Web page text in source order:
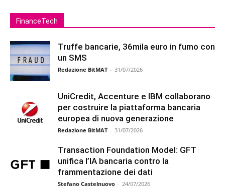
FinanceTech
Truffe bancarie, 36mila euro in fumo con
un SMS
Redazione BitMAT - 31/07/2026
UniCredit, Accenture e IBM collaborano
per costruire la piattaforma bancaria
europea di nuova generazione
Redazione BitMAT - 31/07/2026
Transaction Foundation Model: GFT
unifica l’IA bancaria contro la
frammentazione dei dati
Stefano Castelnuovo - 24/07/2026